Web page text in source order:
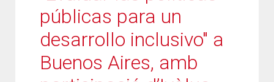
públicas para un
desarrollo inclusivo" a
Buenos Aires, amb